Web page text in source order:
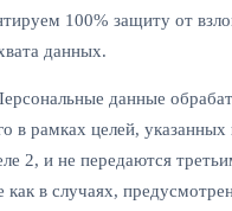
100% защиту от
данных.
данные
в рамках целей, указанных
2, и не передаются
как в случаях,